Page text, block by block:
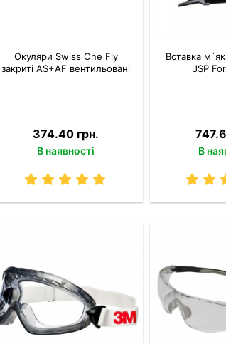
Окуляри Swiss One Fly
закриті AS+AF вентильовані
374.40 грн.
В наявності
Вставка
JSP
В